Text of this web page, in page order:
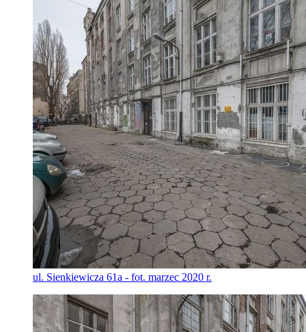
ul. Sienkiewicza 61a - fot. marzec 2020 r.